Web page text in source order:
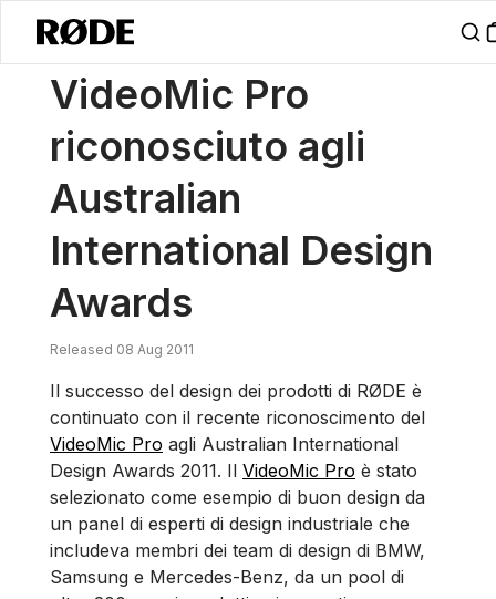
Notizie / VideoMic Pro Riconosciuto Agli Australian International
VideoMic Pro
riconosciuto agli
Australian
International Design
Awards
Released 08 Aug 2011
Il successo del design dei prodotti di RØDE è
continuato con il recente riconoscimento del
VideoMic Pro agli Australian International
Design Awards 2011. Il VideoMic Pro è stato
selezionato come esempio di buon design da
un panel di esperti di design industriale che
includeva membri dei team di design di BMW,
Samsung e Mercedes-Benz, da un pool di